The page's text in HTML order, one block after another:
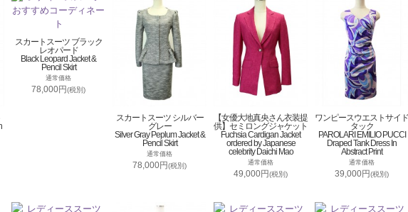
スカートスーツ ブラック
レオパード
Black Leopard Jacket &
Pencil Skirt
通常価格
78,000円(税別)
スカートスーツ シルバー
グレー
Silver Gray Peplum Jacket &
Pencil Skirt
通常価格
78,000円(税別)
【女優大地真央さん衣装提
供】セミロングジャケット
Fuchsia Cardigan Jacket
ordered by Japanese
celebrity Daichi Mao
通常価格
49,000円(税別)
ワンピースウエストサイド
タック
PAROLARI EMILIO PUCCI
Draped Tank Dress In
Abstract Print
通常価格
39,000円(税別)